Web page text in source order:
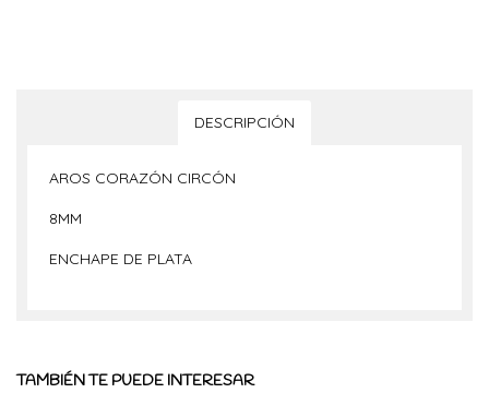
DESCRIPCIÓN
AROS CORAZÓN CIRCÓN
8MM
ENCHAPE DE PLATA
TAMBIÉN TE PUEDE INTERESAR